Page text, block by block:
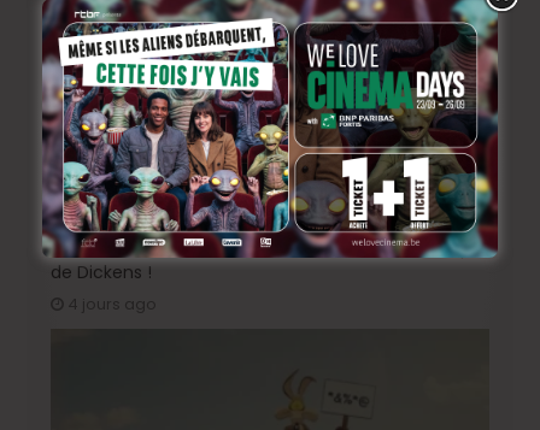
Johnny Depp en Ebenezer Scrooge: le grand retour
de l’acteur dans une relecture sombre du classique
de Dickens !
4 jours ago